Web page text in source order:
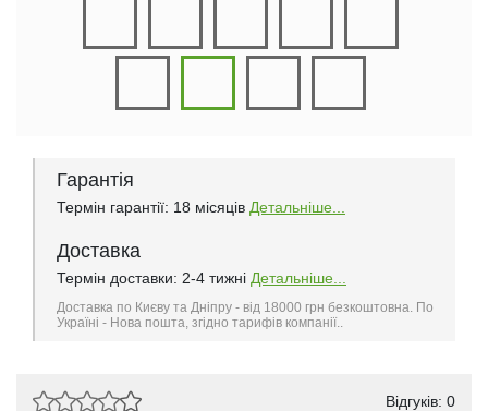
Гарантія
Термін гарантії: 18 місяців Детальніше...
Доставка
Термін доставки: 2-4 тижні Детальніше...
Доставка по Києву та Дніпру - від 18000 грн безкоштовна. По
Україні - Нова пошта, згідно тарифів компанії..
Відгуків: 0